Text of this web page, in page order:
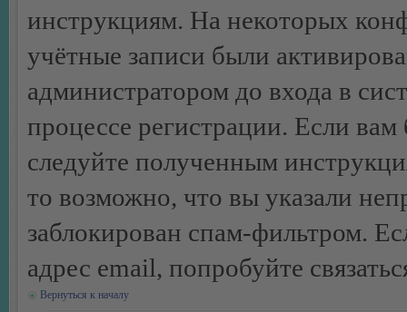
инструкциям. На некоторых
учётные записи были
администратором до входа в
процессе регистрации. Если
следуйте полученным
то возможно, что вы указали
заблокирован спам-фильтром.
адрес email, попробуйте
Вернуться к началу